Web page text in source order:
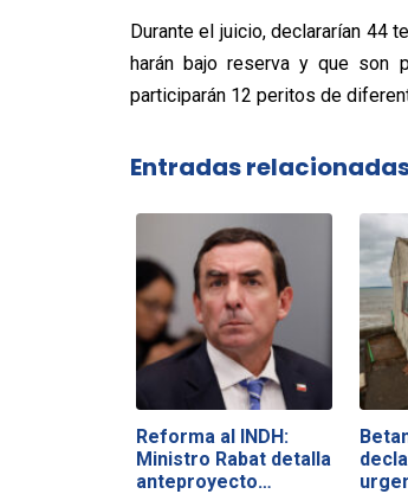
Durante el juicio, declararían 44
harán bajo reserva y que son
participarán 12 peritos de
Entradas
Reforma al INDH:
Ministro Rabat detalla
anteproyecto…